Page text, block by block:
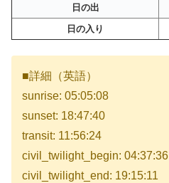
日の出
日の入り
■詳細（英語）
sunrise: 05:05:08
sunset: 18:47:40
transit: 11:56:24
civil_twilight_begin: 04:37:36
civil_twilight_end: 19:15:11